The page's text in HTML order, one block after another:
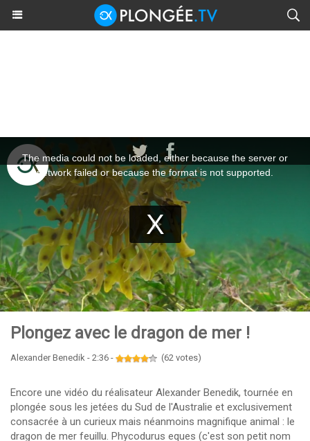
Plongez avec le dragon de mer !
Alexander Benedik - 2:36 - (62 votes)
Encore une vidéo du réalisateur Alexander Benedik, tournée en
plongée sous les jetées du Sud de l'Australie et exclusivement
consacrée à un curieux mais néanmoins magnifique animal : le
dragon de mer feuillu. Phycodurus eques (c'est son petit nom